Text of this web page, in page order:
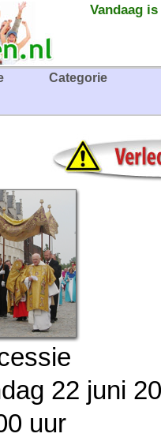
Vandaag
Categorie
22 juni
uur